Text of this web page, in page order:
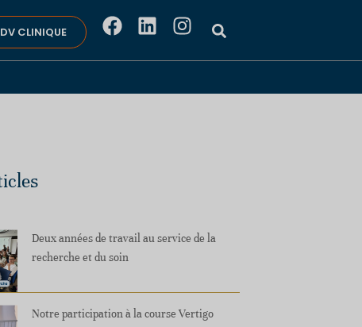
CLINIQUE
Deux années de travail au service de la
recherche et du soin
Notre participation à la course Vertigo